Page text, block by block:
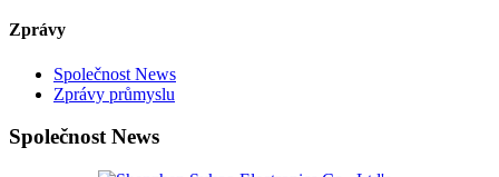
Zprávy
Společnost News
Zprávy průmyslu
Společnost News